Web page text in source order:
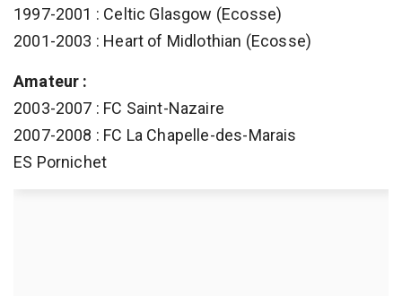
1997-2001 : Celtic Glasgow (Ecosse)
2001-2003 : Heart of Midlothian (Ecosse)
Amateur :
2003-2007 : FC Saint-Nazaire
2007-2008 : FC La Chapelle-des-Marais
ES Pornichet